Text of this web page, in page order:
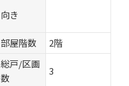
向き
部屋階数
2階
総戸/区画
数
3